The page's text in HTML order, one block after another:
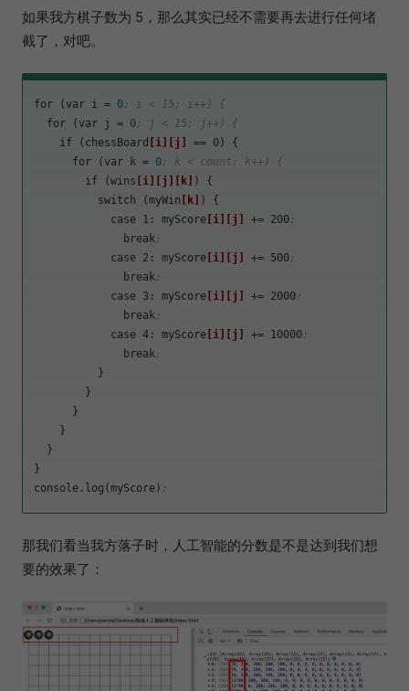
如果我方棋子数为 5，那么其实已经不需要再去进行任何堵
截了，对吧。
for (var i = 0; i < 15; i++) {
  for (var
j = 0; j < 15; j++) {
    if (chessBoard
[i] [j]
== 0) {
      for (var
k = 0; k < count; k++) {
        if (wins
[i] [j] [k]
) {
          switch (myWin
[k]
) {
            case 1: myScore
[i] [j] += 200;
              break
;
            case 2: myScore
[i] [j] += 500;
              break
;
            case 3: myScore
[i] [j] += 2000;
              break
;
            case 4: myScore
[i] [j] += 10000;
              break
;
          }
        }
      }
    }
  }
}
console.log(myScore) ;
那我们看当我方落子时，人工智能的分数是不是达到我们想
要的效果了：